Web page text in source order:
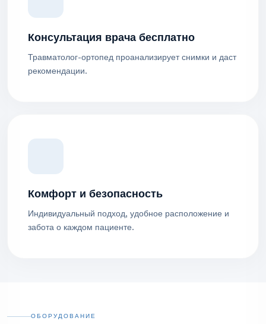
Консультация врача бесплатно
Травматолог-ортопед проанализирует снимки и даст
рекомендации.
Комфорт и безопасность
Индивидуальный подход, удобное расположение и
забота о каждом пациенте.
ОБОРУДОВАНИЕ